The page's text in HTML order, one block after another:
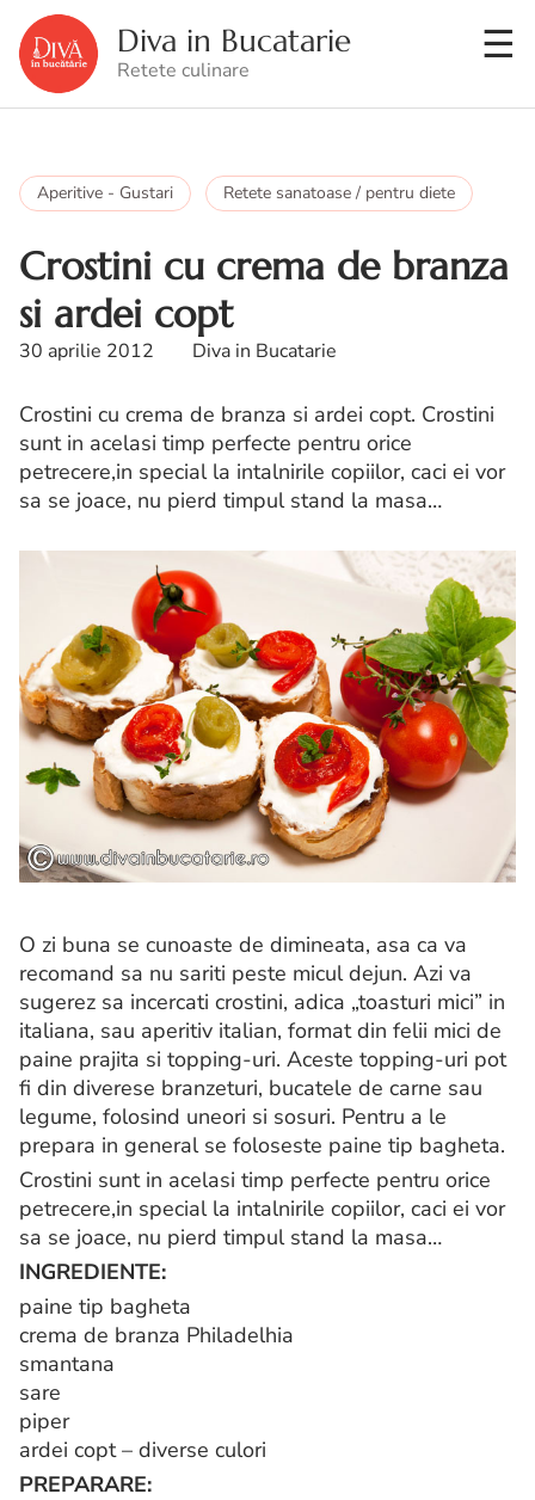
Diva in Bucatarie
Retete culinare
Aperitive - Gustari Retete sanatoase / pentru diete
Crostini cu crema de branza
si ardei copt
30 aprilie 2012 Diva in Bucatarie
Crostini cu crema de branza si ardei copt. Crostini
sunt in acelasi timp perfecte pentru orice
petrecere,in special la intalnirile copiilor, caci ei vor
sa se joace, nu pierd timpul stand la masa…
O zi buna se cunoaste de dimineata, asa ca va
recomand sa nu sariti peste micul dejun. Azi va
sugerez sa incercati crostini, adica „toasturi mici” in
italiana, sau aperitiv italian, format din felii mici de
paine prajita si topping-uri. Aceste topping-uri pot
fi din diverese branzeturi, bucatele de carne sau
legume, folosind uneori si sosuri. Pentru a le
prepara in general se foloseste paine tip bagheta.
Crostini sunt in acelasi timp perfecte pentru orice
petrecere,in special la intalnirile copiilor, caci ei vor
sa se joace, nu pierd timpul stand la masa…
INGREDIENTE:
paine tip bagheta
crema de branza Philadelhia
smantana
sare
piper
ardei copt – diverse culori
PREPARARE: